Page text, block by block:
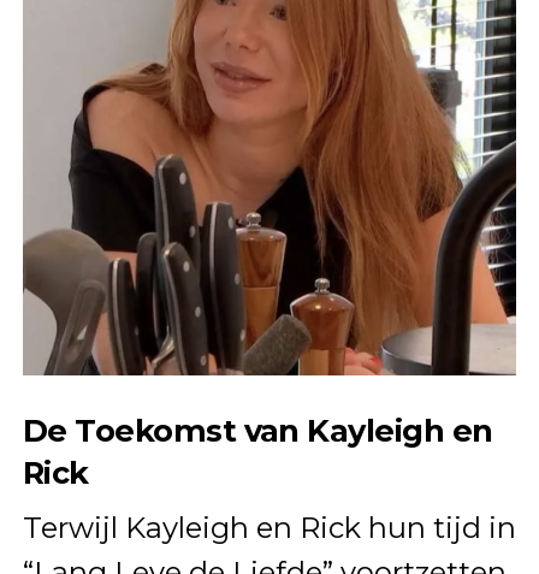
De Toekomst van Kayleigh en
Rick
Terwijl Kayleigh en Rick hun tijd in